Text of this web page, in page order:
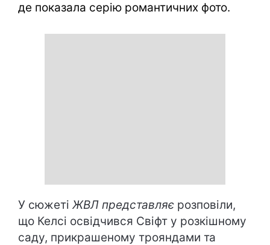
де показала серію романтичних фото.
У сюжеті ЖВЛ представляє розповіли,
що Келсі освідчився Свіфт у розкішному
саду, прикрашеному трояндами та